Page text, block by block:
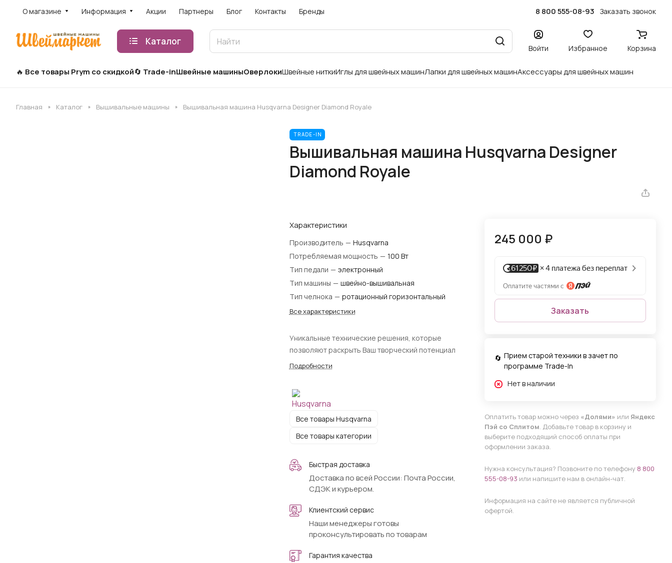
О магазине Информация Акции Партнеры Блог Контакты Бренды 8 800 555-08-93 Заказать звонок
Каталог
Войти Избранное Корзина
Все товары Prym со скидкой Trade-inШвейные машиныОверлокиШвейные ниткиИглы для швейных машинЛапки для швейных машинАксессуары для швейных машин
Главная Каталог Вышивальные машины Вышивальная машина Husqvarna Designer Diamond Royale
TRADE-IN
Вышивальная машина Husqvarna Designer
Diamond Royale
Характеристики
Производитель — Husqvarna
Потребляемая мощность — 100 Вт
Тип педали — электронный
Тип машины — швейно-вышивальная
Тип челнока — ротационный горизонтальный
Все характеристики
Уникальные технические решения, которые
позволяют раскрыть Ваш творческий потенциал
Подробности
Все товары Husqvarna
Все товары категории
Быстрая доставка
Доставка по всей России: Почта России,
СДЭК и курьером.
Клиентский сервис
Наши менеджеры готовы
проконсультировать по товарам
Гарантия качества
245 000 ₽
Заказать
Прием старой техники в зачет по
программе Trade-In
Нет в наличии
Оплатить товар можно через «Долями» или Яндекс
Пэй со Сплитом. Добавьте товар в корзину и
выберите подходящий способ оплаты при
оформлении заказа.
Нужна консультация? Позвоните по телефону 8 800
555-08-93 или напишите нам в онлайн-чат.
Информация на сайте не является публичной
офертой.